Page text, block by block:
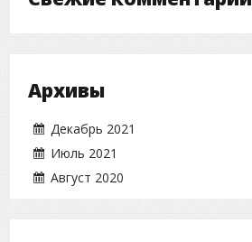
Архивы
Декабрь 2021
Июль 2021
Август 2020